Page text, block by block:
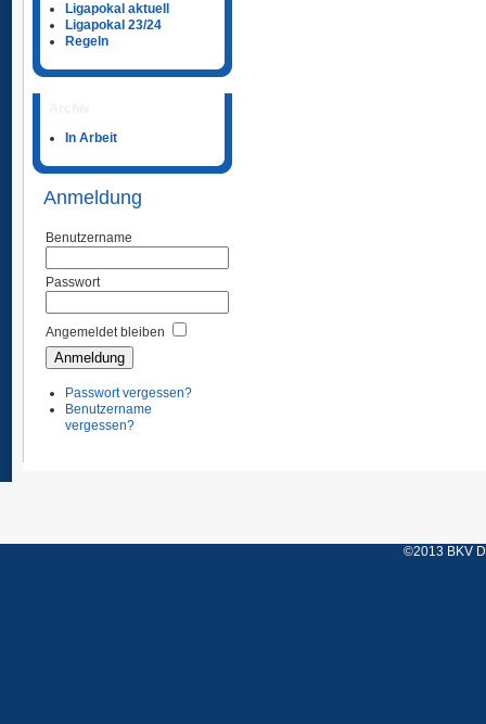
Ligapokal aktuell
Ligapokal 23/24
Regeln
In Arbeit
Anmeldung
Benutzername
Passwort
Angemeldet bleiben
Passwort vergessen?
Benutzername
vergessen?
©2013 BKV